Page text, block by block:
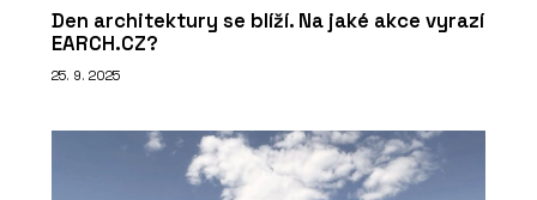
Den architektury se blíží. Na jaké akce vyrazí
EARCH.CZ?
25. 9. 2025